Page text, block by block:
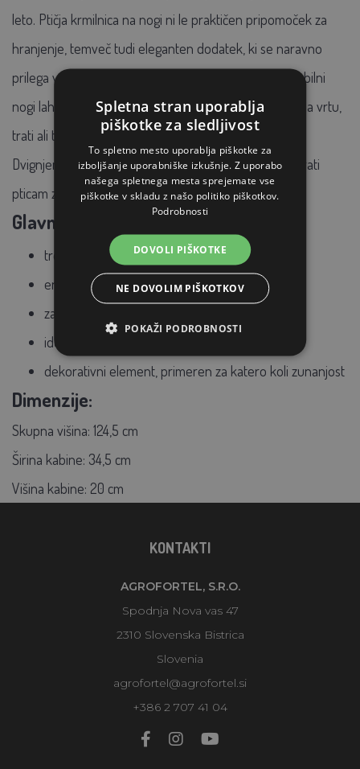
leto. Ptičja krmilnica na nogi ni le praktičen pripomoček za
hranjenje, temveč tudi eleganten dodatek, ki se naravno
prilega vsakemu zunanjemu prostoru.
Zahvaljujoč stabilni
nogi lahko krmilnico enostavno postavite kamor koli na vrtu,
trati ali terasi – brez potrebe po obešanju ali vrtanju.
Dvignjena konstrukcija ščiti krmilnico pred vlago in hkrati
pticam zagotavlja varno mesto za pogostitev.
Glavne prednosti podajalnika:
trdna in stabilna konstrukcija na nogi
enostavno ga je postaviti kamor koli na vrtu
zaščita krme pred umazanijo in vlago
idealno za majhne vrtne ptice
dekorativni element, primeren za katero koli zunanjost
Dimenzije:
Skupna višina: 124,5 cm
Širina kabine: 34,5 cm
Višina kabine: 20 cm
KONTAKTI
AGROFORTEL, S.R.O.
Spodnja Nova vas 47
2310 Slovenska Bistrica
Slovenia
agrofortel@agrofortel.si
+386 2 707 41 04
Spletna stran uporablja
piškotke za sledljivost
To spletno mesto uporablja piškotke za
izboljšanje uporabniške izkušnje. Z uporabo
našega spletnega mesta sprejemate vse
piškotke v skladu z našo politiko piškotkov.
Podrobnosti
DOVOLI PIŠKOTKE
NE DOVOLIM PIŠKOTKOV
POKAŽI PODROBNOSTI